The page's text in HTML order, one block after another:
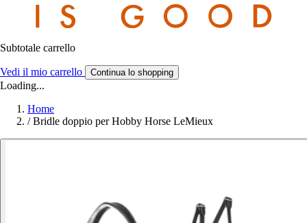
Subtotale carrello
Vedi il mio carrello Continua lo shopping
Loading...
Home
/ Bridle doppio per Hobby Horse LeMieux